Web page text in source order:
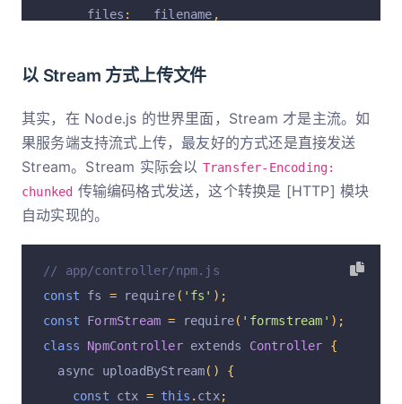
      files
: __filename ,
// 多文件上传
//   file1: __filename,
//   file2:
//   file3: Buffer.from('mock file
// },
});
    ctx
. body = result data
// 响应最终会是类似以下的结果：
// {
//   "file": "use strict; const For...."
// }
以 Stream 方式上传文件
其实，在 Node.js 的世界里面，Stream 才是主流。如
果服务端支持流式上传，最友好的方式还是直接发送
Stream。Stream 实际会以 Transfer-Encoding:
chunked 传输编码格式发送，这个转换是 [HTTP] 模块
自动实现的。
// app/controller/npm.js
const fs = require ( 'fs' );
const
FormStream = require( 'formstream' );
class
NpmController extends Controller
{
  async uploadByStream
()
{
const ctx = this . ctx;